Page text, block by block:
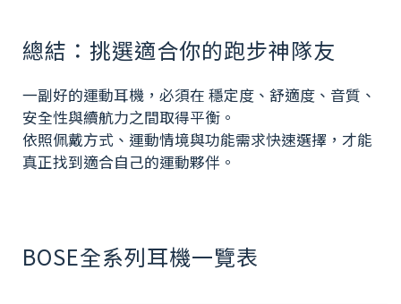
總結：挑選適合你的跑步神隊友
一副好的運動耳機，必須在 穩定度、舒適度、音質、
安全性與續航力之間取得平衡。
依照佩戴方式、運動情境與功能需求快速選擇，才能
真正找到適合自己的運動夥伴。
BOSE全系列耳機一覽表